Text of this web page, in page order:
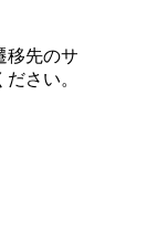
移先のサ
さい。